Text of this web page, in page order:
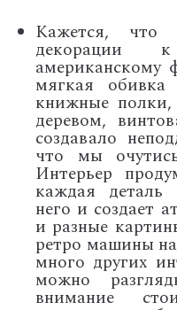
Кажется, что
декорации
американскому
мягкая
книжные
деревом,
создавало
что мы
Интерьер
каждая деталь
него и создает
и разные
ретро машины
много других
можно
внимание